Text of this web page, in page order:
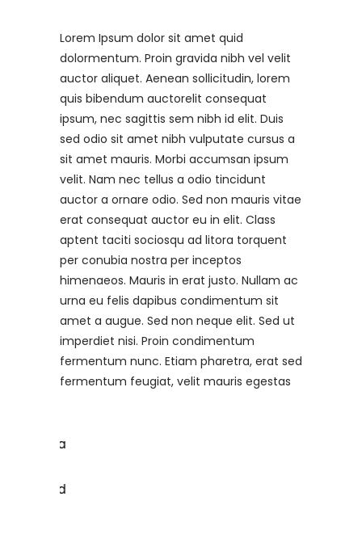
Lorem Ipsum dolor sit amet quid
dolormentum. Proin gravida nibh vel velit
auctor aliquet. Aenean sollicitudin, lorem
quis bibendum auctorelit consequat
ipsum, nec sagittis sem nibh id elit. Duis
sed odio sit amet nibh vulputate cursus a
sit amet mauris. Morbi accumsan ipsum
velit. Nam nec tellus a odio tincidunt
auctor a ornare odio. Sed non mauris vitae
erat consequat auctor eu in elit. Class
aptent taciti sociosqu ad litora torquent
per conubia nostra per inceptos
himenaeos. Mauris in erat justo. Nullam ac
urna eu felis dapibus condimentum sit
amet a augue. Sed non neque elit. Sed ut
imperdiet nisi. Proin condimentum
fermentum nunc. Etiam pharetra, erat sed
fermentum feugiat, velit mauris egestas